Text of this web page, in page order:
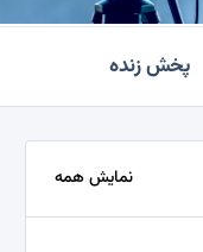
پخش زنده
نمایش همه